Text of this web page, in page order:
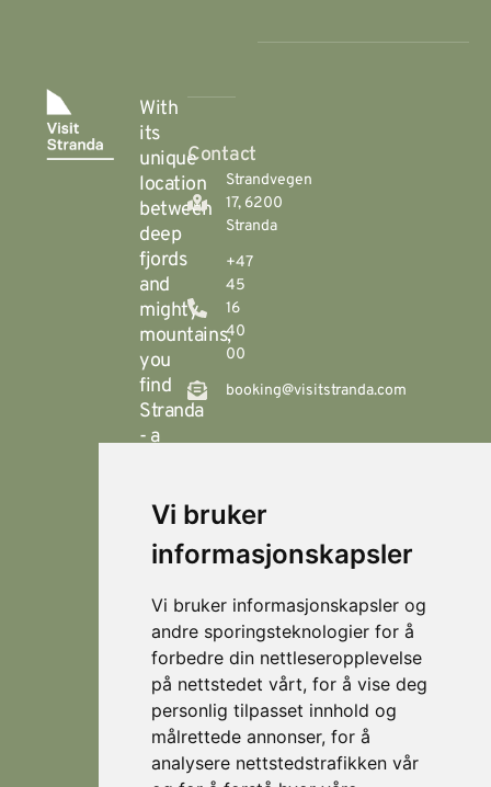
Vi bruker
informasjonskapsler
Vi bruker informasjonskapsler og
andre sporingsteknologier for å
forbedre din nettleseropplevelse
på nettstedet vårt, for å vise deg
personlig tilpasset innhold og
målrettede annonser, for å
analysere nettstedstrafikken vår
With
its
unique
location
between
deep
fjords
and
mighty
mountains,
you
find
Stranda
- a
destination
that
offers
hiking
during
the
summer,
and
which
is an
Contact
Strandvegen
17, 6200
Stranda
+47
45
16
40
00
booking@visitstranda.com
Locations
Fjellsætra
Stranda
Strandafjellet
Stranda
Horn Media